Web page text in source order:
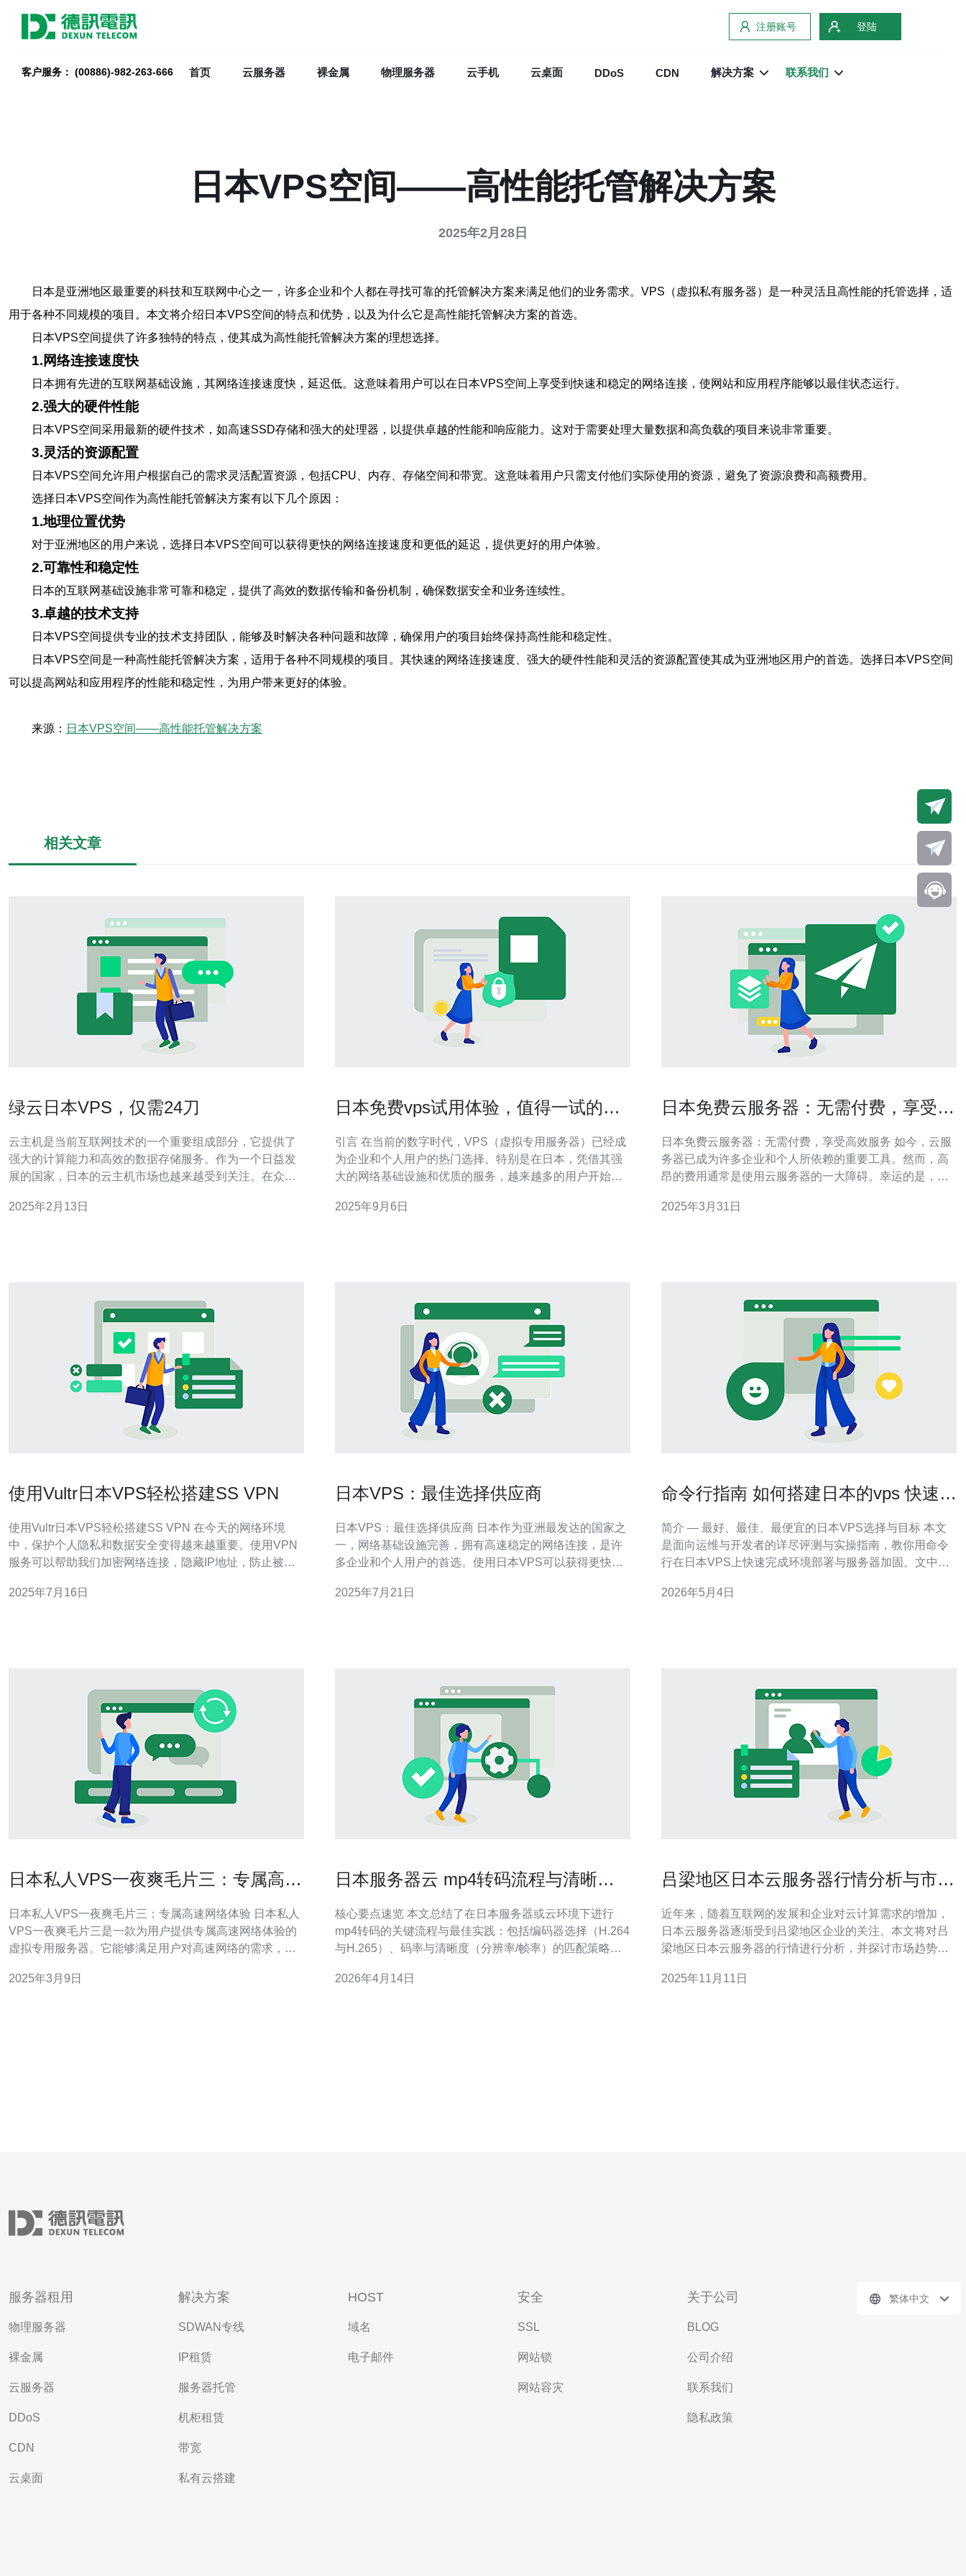
注册账号 登陆
客户服务： (00886)-982-263-666 首页 云服务器 裸金属 物理服务器 云手机 云桌面 DDoS CDN 解决方案 联系我们
日本VPS空间——高性能托管解决方案
2025年2月28日
日本是亚洲地区最重要的科技和互联网中心之一，许多企业和个人都在寻找可靠的托管解决方案来满足他们的业务需求。VPS（虚拟私有服务器）是一种灵活且高性能的托管选择，适
用于各种不同规模的项目。本文将介绍日本VPS空间的特点和优势，以及为什么它是高性能托管解决方案的首选。
日本VPS空间提供了许多独特的特点，使其成为高性能托管解决方案的理想选择。
1.网络连接速度快
日本拥有先进的互联网基础设施，其网络连接速度快，延迟低。这意味着用户可以在日本VPS空间上享受到快速和稳定的网络连接，使网站和应用程序能够以最佳状态运行。
2.强大的硬件性能
日本VPS空间采用最新的硬件技术，如高速SSD存储和强大的处理器，以提供卓越的性能和响应能力。这对于需要处理大量数据和高负载的项目来说非常重要。
3.灵活的资源配置
日本VPS空间允许用户根据自己的需求灵活配置资源，包括CPU、内存、存储空间和带宽。这意味着用户只需支付他们实际使用的资源，避免了资源浪费和高额费用。
选择日本VPS空间作为高性能托管解决方案有以下几个原因：
1.地理位置优势
对于亚洲地区的用户来说，选择日本VPS空间可以获得更快的网络连接速度和更低的延迟，提供更好的用户体验。
2.可靠性和稳定性
日本的互联网基础设施非常可靠和稳定，提供了高效的数据传输和备份机制，确保数据安全和业务连续性。
3.卓越的技术支持
日本VPS空间提供专业的技术支持团队，能够及时解决各种问题和故障，确保用户的项目始终保持高性能和稳定性。
日本VPS空间是一种高性能托管解决方案，适用于各种不同规模的项目。其快速的网络连接速度、强大的硬件性能和灵活的资源配置使其成为亚洲地区用户的首选。选择日本VPS空间
可以提高网站和应用程序的性能和稳定性，为用户带来更好的体验。
来源： 日本VPS空间——高性能托管解决方案
相关文章
绿云日本VPS，仅需24刀
云主机是当前互联网技术的一个重要组成部分，它提供了
强大的计算能力和高效的数据存储服务。作为一个日益发
展的国家，日本的云主机市场也越来越受到关注。在众多
择。 绿云日本VPS的优势 1. 价格实惠：绿云日本VPS的价
2025年2月13日
日本免费vps试用体验，值得一试的选
引言 在当前的数字时代，VPS（虚拟专用服务器）已经成
为企业和个人用户的热门选择。特别是在日本，凭借其强
大的网络基础设施和优质的服务，越来越多的用户开始关
场上几款最受欢迎的免费VPS，评测它们的性能、功能以
2025年9月6日
日本免费云服务器：无需付费，享受高
日本免费云服务器：无需付费，享受高效服务 如今，云服
务器已成为许多企业和个人所依赖的重要工具。然而，高
昂的费用通常是使用云服务器的一大障碍。幸运的是，日
这项服务，并探讨其优势。 日本免费云服务器是由日本政
2025年3月31日
使用Vultr日本VPS轻松搭建SS VPN
使用Vultr日本VPS轻松搭建SS VPN 在今天的网络环境
中，保护个人隐私和数据安全变得越来越重要。使用VPN
服务可以帮助我们加密网络连接，隐藏IP地址，防止被追
VPN，让您轻松畅游互联网。 首先，您需要注册一个Vultr
2025年7月16日
日本VPS：最佳选择供应商
日本VPS：最佳选择供应商 日本作为亚洲最发达的国家之
一，网络基础设施完善，拥有高速稳定的网络连接，是许
多企业和个人用户的首选。使用日本VPS可以获得更快的
供应商时，有几个重要因素需要考虑： 价格：不同供应商
2025年7月21日
命令行指南 如何搭建日本的vps 快速完
简介 — 最好、最佳、最便宜的日本VPS选择与目标 本文
是面向运维与开发者的详尽评测与实操指南，教你用命令
行在日本VPS上快速完成环境部署与服务器加固。文中会
最便宜（低成本试验用）的供应商与配置，帮助你在东京
2026年5月4日
日本私人VPS一夜爽毛片三：专属高速
日本私人VPS一夜爽毛片三：专属高速网络体验 日本私人
VPS一夜爽毛片三是一款为用户提供专属高速网络体验的
虚拟专用服务器。它能够满足用户对高速网络的需求，为
夜爽毛片三采用先进的网络技术，具备卓越的网络性能。
2025年3月9日
日本服务器云 mp4转码流程与清晰度
核心要点速览 本文总结了在日本服务器或云环境下进行
mp4转码的关键流程与最佳实践：包括编码器选择（H.264
与H.265）、码率与清晰度（分辨率/帧率）的匹配策略、
度）、硬件加速（NVENC/QuickSync）带来的性能提升，
2026年4月14日
吕梁地区日本云服务器行情分析与市场
近年来，随着互联网的发展和企业对云计算需求的增加，
日本云服务器逐渐受到吕梁地区企业的关注。本文将对吕
梁地区日本云服务器的行情进行分析，并探讨市场趋势，
的市场概况 1.1 发展背景 近年来，云计算的普及使得越来
2025年11月11日
服务器租用
物理服务器
裸金属
云服务器
DDoS
CDN
云桌面
解决方案
SDWAN专线
IP租赁
服务器托管
机柜租赁
带宽
私有云搭建
HOST
域名
电子邮件
安全
SSL
网站锁
网站容灾
关于公司
BLOG
公司介绍
联系我们
隐私政策
繁体中文